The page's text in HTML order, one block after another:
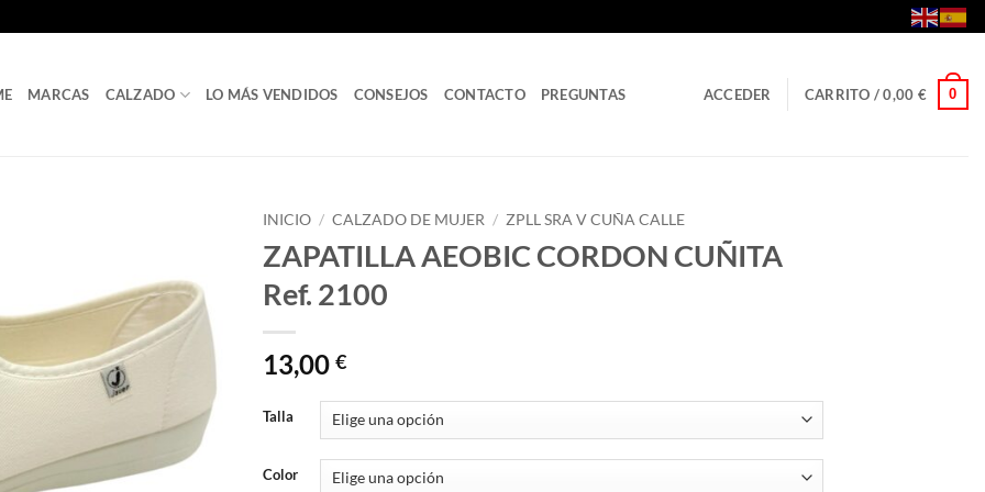
MARCAS CALZADO LO MÁS VENDIDOS CONSEJOS CONTACTO PREGUNTAS ACCEDER CARRITO /0,00 € 0
INICIO / CALZADO DE MUJER / ZPLL SRA V CUÑA CALLE
ZAPATILLA AEOBIC CORDON CUÑITA
Ref. 2100
13,00 €
Talla
Color